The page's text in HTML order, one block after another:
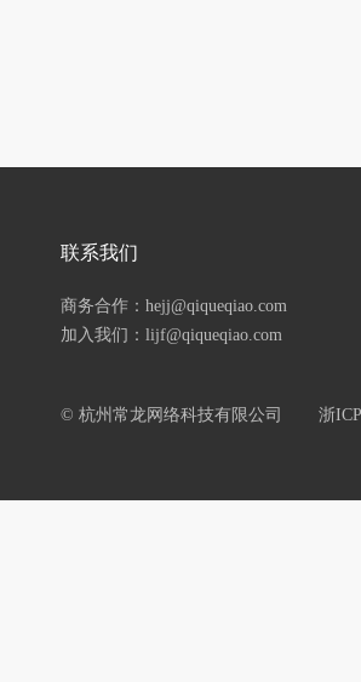
联系我们
商务合作：hejj@qiqueqiao.com
加入我们：lijf@qiqueqiao.com
© 杭州常龙网络科技有限公司 浙